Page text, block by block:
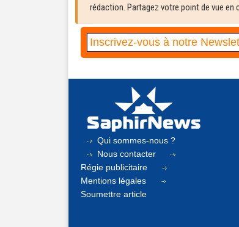
rédaction. Partagez votre point de vue en
Qui sommes-nous ?
Nous contacter
Régie publicitaire
Mentions légales
Soumettre article